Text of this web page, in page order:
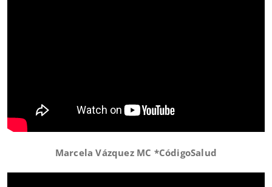
Marcela Vázquez MC *CódigoSalud